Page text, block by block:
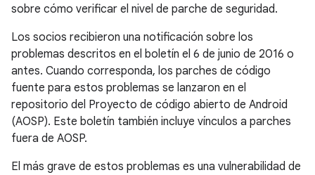
sobre cómo verificar el nivel de parche de seguridad.
Los socios recibieron una notificación sobre los
problemas descritos en el boletín el 6 de junio de 2016 o
antes. Cuando corresponda, los parches de código
fuente para estos problemas se lanzaron en el
repositorio del Proyecto de código abierto de Android
(AOSP). Este boletín también incluye vínculos a parches
fuera de AOSP.
El más grave de estos problemas es una vulnerabilidad de